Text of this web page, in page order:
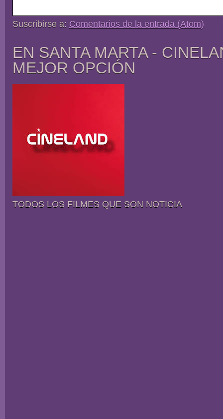
Suscribirse a: Comentarios de la entrada (Atom)
EN SANTA MARTA -
MEJOR OPCIÓN
TODOS LOS FILMES QUE SON NOTICIA